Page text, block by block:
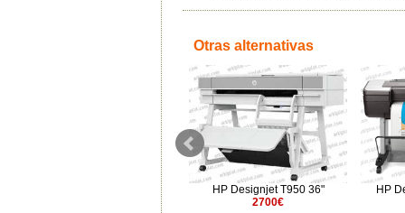
Otras alternativas
Epson SureColor SC-T5405 36"
HP Designjet T950 36"
2700€
HP